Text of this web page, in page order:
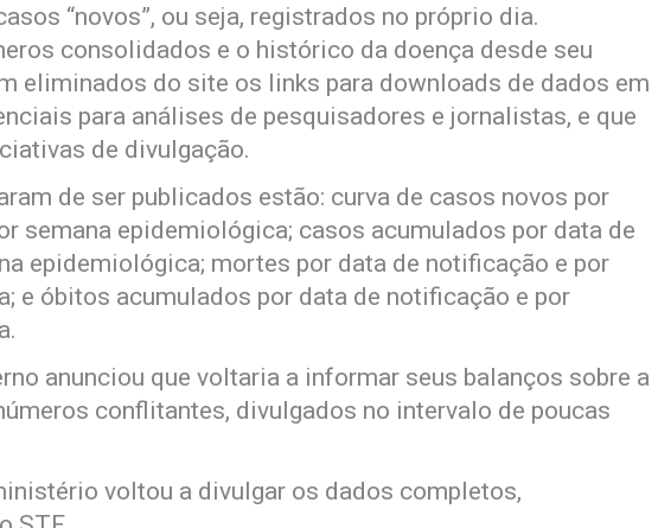
“novos”, ou seja, registrados no próprio dia.
consolidados e o histórico da doença desde seu
eliminados do site os links para downloads de dados em
para análises de pesquisadores e jornalistas, e que
de divulgação.
de ser publicados estão: curva de casos novos por
semana epidemiológica; casos acumulados por data de
epidemiológica; mortes por data de notificação e por
e óbitos acumulados por data de notificação e por
anunciou que voltaria a informar seus balanços sobre a
conflitantes, divulgados no intervalo de poucas
voltou a divulgar os dados completos,